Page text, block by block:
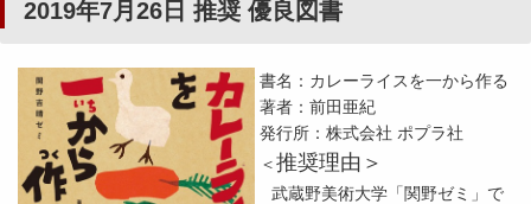
2019年7月26日 推奨 優良図書
書名：カレーライスを一から作る
著者：前田亜紀
発行所：株式会社 ポプラ社
＜推奨理由＞
武蔵野美術大学「関野ゼミ」で